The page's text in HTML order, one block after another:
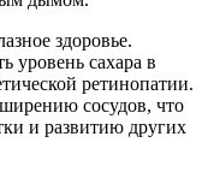
здоровье.
уровень сахара в
ретинопатии.
сосудов, что
и развитию других